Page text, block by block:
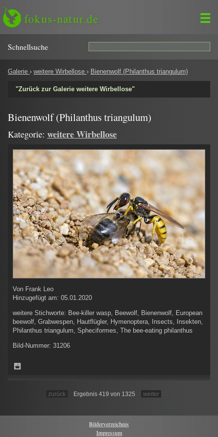
fokus-natur.de
Schnell­suche
Galerie › weitere Wirbellose › Bienenwolf (Philanthus triangulum)
"Zurück zur Galerie weitere Wirbellose"
Bienenwolf (Philanthus triangulum)
Kategorie: weitere Wirbellose
Von Frank Leo
Hinzugefügt am: 05.01.2020
weitere Stichworte: Bee-killer wasp, Beewolf, Bienenwolf, European
beewolf, Grabwespen, Hautflügler, Hymenoptera, Insects, Insekten,
Philanthus triangulum, Spheciformes, The bee-eating philanthus
Bild-Nummer: 31206
zurück Ergebnis 419 von 1325 weiter
Bilderverzeichnis
Impressum